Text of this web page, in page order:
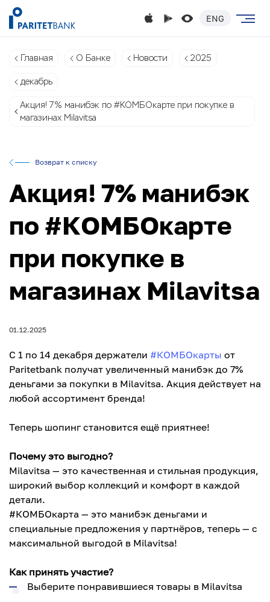
ENG
Главная О Банке Новости 2025
декабрь
Акция! 7% манибэк по #КОМБОкарте при покупке в
магазинах Milavitsa
Возврат к списку
Акция! 7% манибэк
по #КОМБОкарте
при покупке в
магазинах Milavitsa
01.12.2025
С 1 по 14 декабря держатели #КОМБОкарты от
Paritetbank получат увеличенный манибэк до 7%
деньгами за покупки в Milavitsa. Акция действует на
любой ассортимент бренда!
Теперь шопинг становится ещё приятнее!
Почему это выгодно?
Milavitsa — это качественная и стильная продукция,
широкий выбор коллекций и комфорт в каждой
детали.
#КОМБОкарта — это манибэк деньгами и
специальные предложения у партнёров, теперь — с
максимальной выгодой в Milavitsa!
Как принять участие?
Выберите понравившиеся товары в Milavitsa